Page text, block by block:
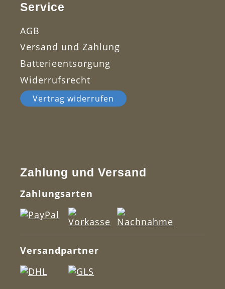
Service
AGB
Versand und Zahlung
Batterieentsorgung
Widerrufsrecht
Vertrag widerrufen
Zahlung und Versand
Zahlungsarten
Versandpartner